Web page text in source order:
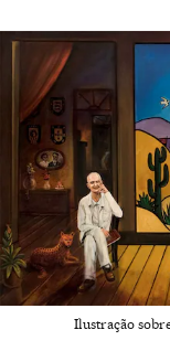
Ilustração